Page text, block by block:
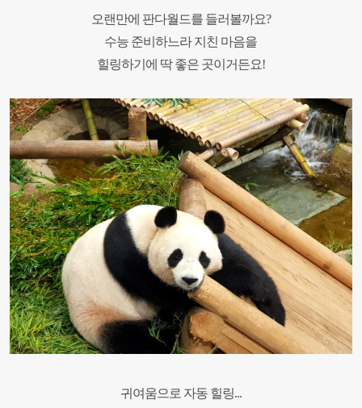
오랜만에 판다월드를 들러볼까요?
수능 준비하느라 지친 마음을
힐링하기에 딱 좋은 곳이거든요!
귀여움으로 자동 힐링...